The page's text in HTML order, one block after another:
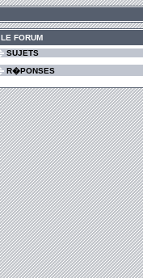
LE FORUM
SUJETS
R�PONSES